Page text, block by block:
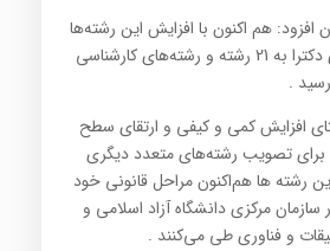
افزود: هم اکنون با افزایش این رشته‌ها
، تعداد رشته،های دکترا به 21 رشته و رشته‌های کارشناسی
افزایش کمی و کیفی و ارتقای سطح
برای تصویب رشته‌های متعدد دیگری
رشته ها هم‌اکنون مراحل قانونی خود
مرکزی دانشگاه آزاد اسلامی و
و فناوری طی می‌کنند .